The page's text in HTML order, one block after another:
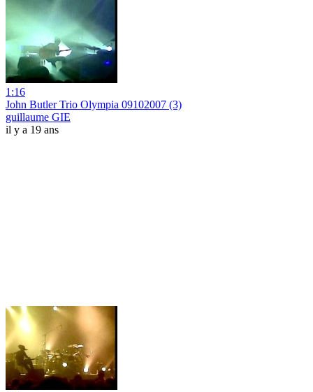
1:16
John Butler Trio Olympia 09102007 (3)
guillaume GIE
il y a 19 ans